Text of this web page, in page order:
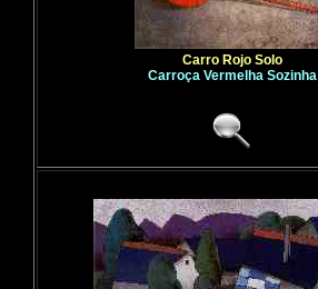
Carro Rojo Solo
Carroça Vermelha Sozinha